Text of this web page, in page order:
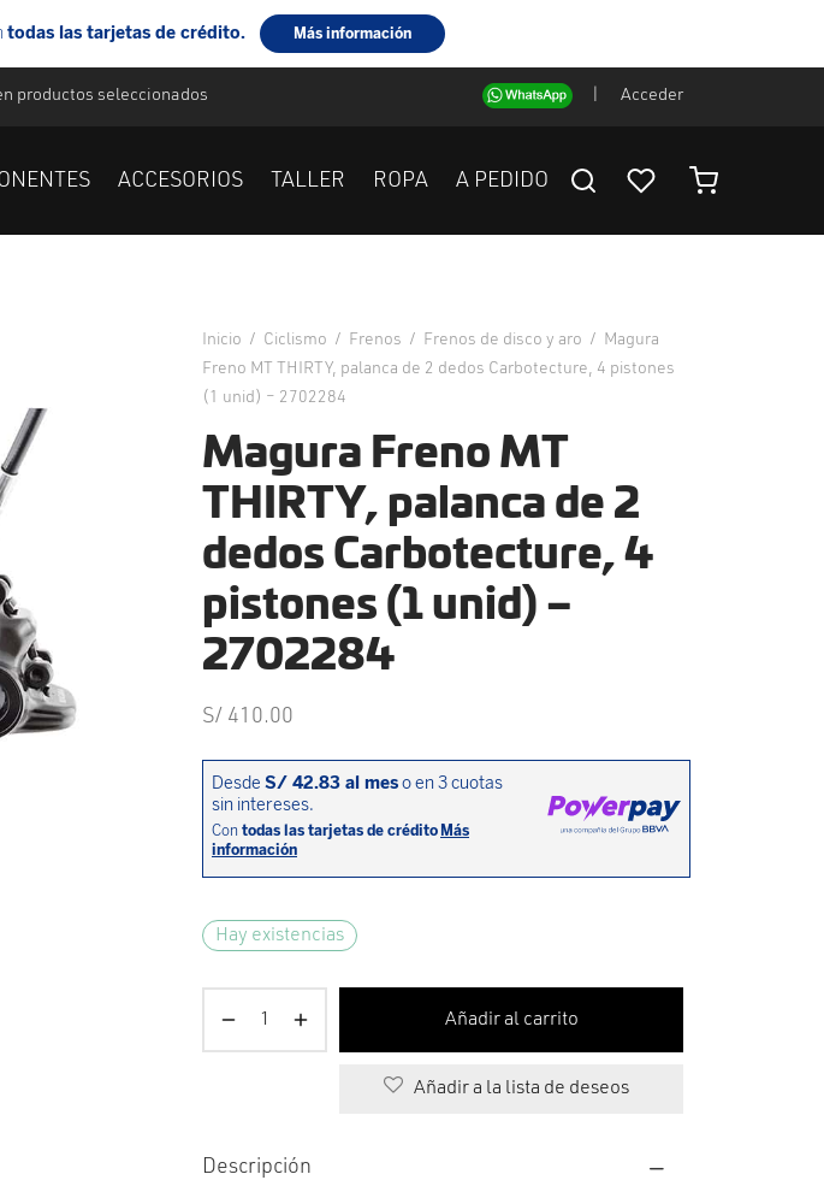
productos seleccionados Acceder
ACCESORIOS TALLER ROPA A PEDIDO
Inicio / Ciclismo / Frenos / Frenos de disco y aro /
Magura
Freno MT THIRTY, palanca de 2 dedos Carbotecture, 4 pistones
(1 unid) – 2702284
Magura Freno MT
THIRTY, palanca de 2
dedos Carbotecture, 4
pistones (1 unid) –
2702284
S/ 410.00
Hay existencias
Añadir al carrito
Añadir a la lista de deseos
Descripción